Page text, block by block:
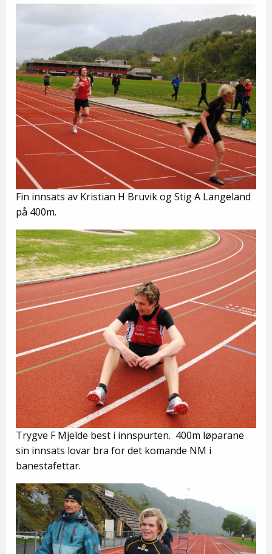
Fin innsats av Kristian H Bruvik og Stig A Langeland
på 400m.
Trygve F Mjelde best i innspurten. 400m løparane
sin innsats lovar bra for det komande NM i
banestafettar.